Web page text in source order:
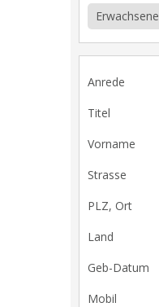
Erwachsene
Anrede
Titel
Vorname
Strasse
PLZ, Ort
Land
Geb-Datum
Mobil